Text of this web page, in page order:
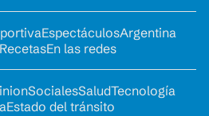
EspectáculosArgentina
RecetasEn las redes
SocialesSaludTecnología
Estado del tránsito